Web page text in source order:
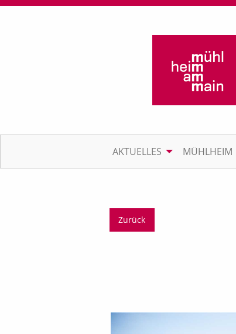
AKTUELLES MÜHLHEIM
Zurück